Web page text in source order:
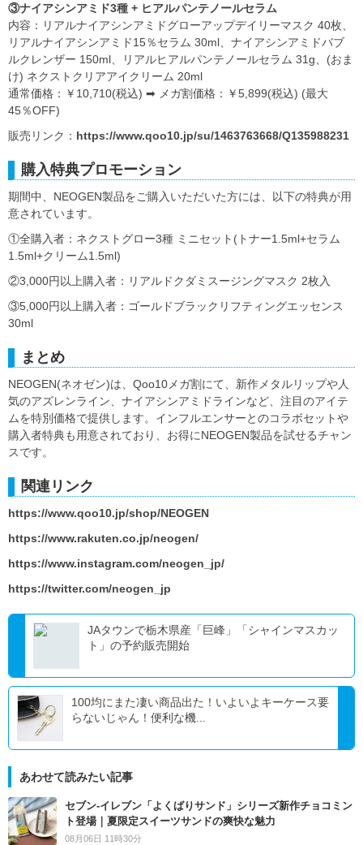
③ナイアシンアミド3種 + ヒアルパンテノールセラム
内容：リアルナイアシンアミドグローアップデイリーマスク 40枚、
リアルナイアシンアミド15％セラム 30ml、ナイアシンアミドバブ
ルクレンザー 150ml、リアルヒアルパンテノールセラム 31g、(おま
け) ネクストクリアアイクリーム 20ml
通常価格：￥10,710(税込) ➡ メガ割価格：￥5,899(税込) (最大
45％OFF)
販売リンク： https://www.qoo10.jp/su/1463763668/Q135988231
購入特典プロモーション
期間中、NEOGEN製品をご購入いただいた方には、以下の特典が用
意されています。
①全購入者：ネクストグロー3種 ミニセット(トナー1.5ml+セラム
1.5ml+クリーム1.5ml)
②3,000円以上購入者：リアルドクダミスージングマスク 2枚入
③5,000円以上購入者：ゴールドブラックリフティングエッセンス
30ml
まとめ
NEOGEN(ネオゼン)は、Qoo10メガ割にて、新作メタルリップや人
気のアズレンライン、ナイアシンアミドラインなど、注目のアイテ
ムを特別価格で提供します。インフルエンサーとのコラボセットや
購入者特典も用意されており、お得にNEOGEN製品を試せるチャン
スです。
関連リンク
https://www.qoo10.jp/shop/NEOGEN
https://www.rakuten.co.jp/neogen/
https://www.instagram.com/neogen_jp/
https://twitter.com/neogen_jp
JAタウンで栃木県産「巨峰」「シャインマスカッ
ト」の予約販売開始
100均にまた凄い商品出た！いよいよキーケース要
らないじゃん！便利な機...
あわせて読みたい記事
セブン‐イレブン「よくばりサンド」シリーズ新作チョコミン
ト登場｜夏限定スイーツサンドの爽快な魅力
08月06日 11時30分